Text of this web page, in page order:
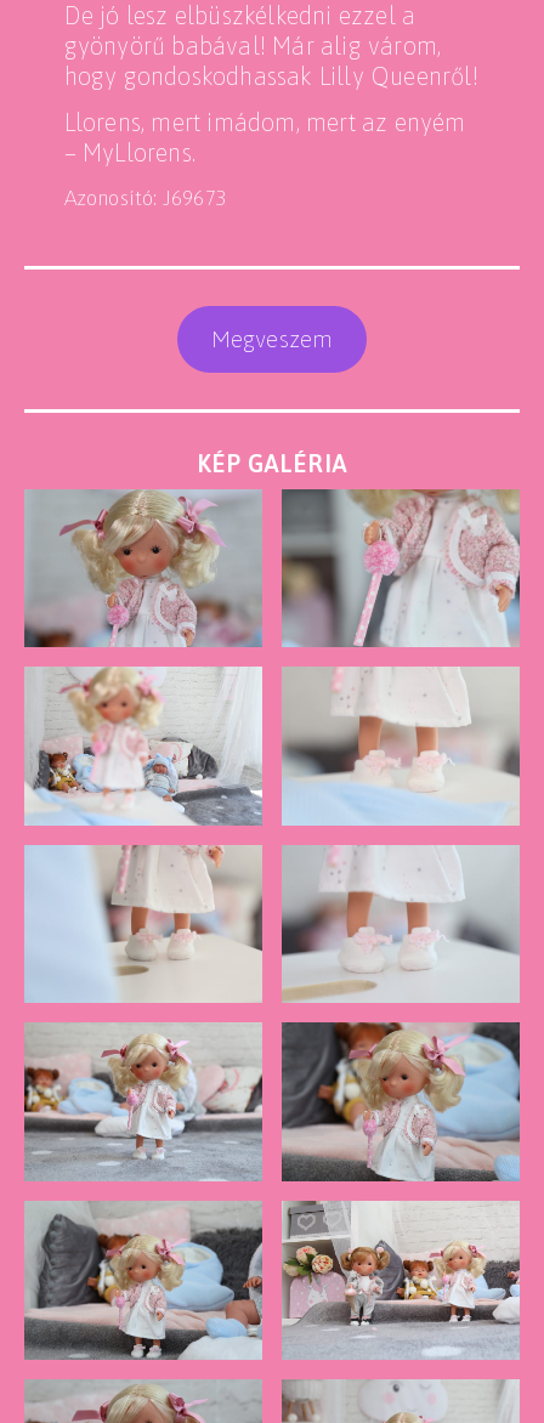
De jó lesz elbüszkélkedni ezzel a
gyönyörű babával! Már alig várom,
hogy gondoskodhassak Lilly Queenről!
Llorens, mert imádom, mert az enyém
– MyLlorens.
Azonosító: J69673
Megveszem
KÉP GALÉRIA